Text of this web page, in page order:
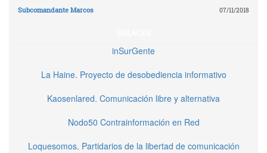
Subcomandante Marcos 07/11/2018
inSurGente
La Haine. Proyecto de desobediencia informativo
Kaosenlared. Comunicación libre y alternativa
Nodo50 Contrainformación en Red
Loquesomos. Partidarios de la libertad de comunicación